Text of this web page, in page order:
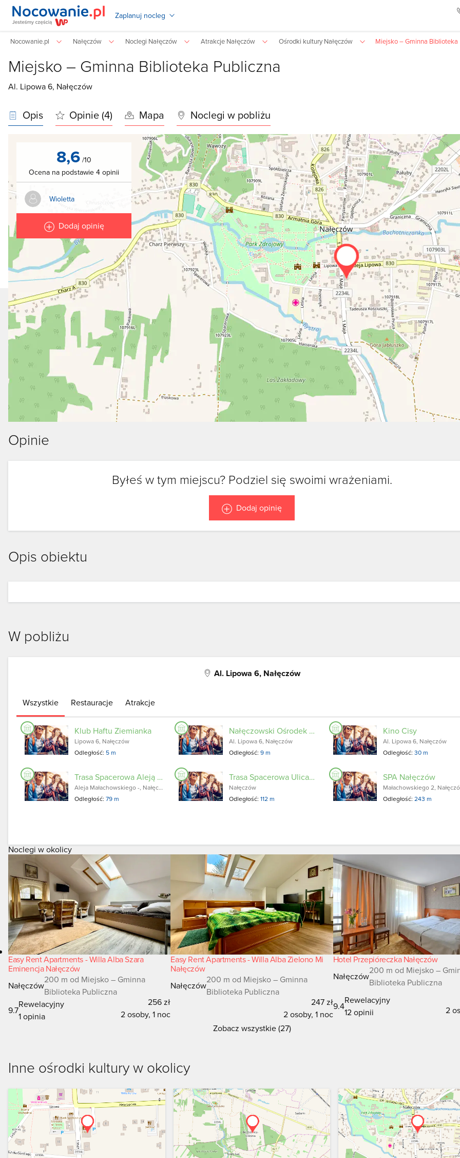
Zaplanuj nocleg
Nocowanie.pl Nałęczów Noclegi Nałęczów Atrakcje Nałęczów Ośrodki kultury Nałęczów Miejsko – Gminna Biblioteka
Miejsko – Gminna Biblioteka Publiczna
Al. Lipowa 6, Nałęczów
Opis Opinie (4) Mapa Noclegi w pobliżu
8,6 /10
Ocena na podstawie 4 opinii
Wioletta
Dodaj opinię
Opinie
Byłeś w tym miejscu? Podziel się swoimi wrażeniami.
Dodaj opinię
Opis obiektu
W pobliżu
Al. Lipowa 6, Nałęczów
Wszystkie Restauracje Atrakcje
Klub Haftu Ziemianka
Lipowa 6, Nałęczów
Odległość: 5 m
Nałęczowski Ośrodek Kultury
Al. Lipowa 6, Nałęczów
Odległość: 9 m
Kino Cisy
Al. Lipowa 6, Nałęczów
Odległość:30 m
Trasa Spacerowa Aleją Lipową
Aleja Małachowskiego -, Nałęczów
Odległość:79 m
Trasa Spacerowa Ulicami Michała Górskiego, 1 Maja, Tadeusza Kościuszki, Bolesława Prusa
Nałęczów
Odległość: 112 m
SPA Nałęczów
Małachowskiego 2,
Odległość:243 m
Noclegi w okolicy
Easy Rent Apartments - Willa Alba Szara
Eminencja Nałęczów
Nałęczów
200 m od Miejsko – Gminna
Biblioteka Publiczna
9.7
Rewelacyjny
1 opinia
256 zł
2 osoby, 1 noc
Easy Rent Apartments - Willa Alba Zielono Mi
Nałęczów
Nałęczów
200 m od Miejsko – Gminna
Biblioteka Publiczna
247 zł
2 osoby, 1 noc
Hotel Przepióreczka Nałęczów
Nałęczów
200 m od Miejsko –
Biblioteka Publiczna
9.4
Rewelacyjny
12 opinii
2
Zobacz wszystkie (27)
Inne ośrodki kultury w okolicy